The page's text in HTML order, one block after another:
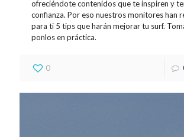
ofreciéndote contenidos que te inspiren y
confianza. Por eso nuestros monitores han
para ti 5 tips que harán mejorar tu surf.
ponlos en práctica.
0